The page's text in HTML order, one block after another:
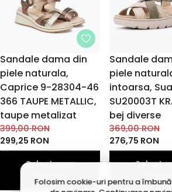
Sandale dama din
piele naturala,
Caprice 9-28304-46
366 TAUPE METALLIC,
taupe metalizat
399,00RON
299,25 RON
Selecteaza
Sandale
piele
intoarsa,
SU20003T
bej diverse
369,00RON
276,75 RON
optiuni
Folosim cookie-uri pentru a